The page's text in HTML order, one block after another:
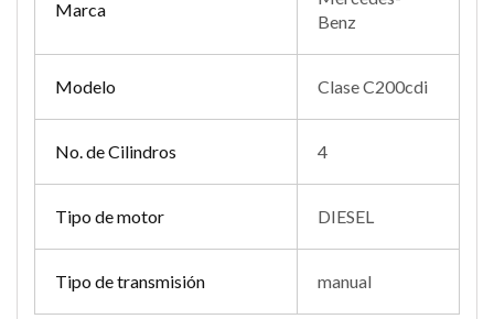
Marca
Benz
Modelo Clase C200cdi
No. de Cilindros 4
Tipo de motor DIESEL
Tipo de transmisión manual